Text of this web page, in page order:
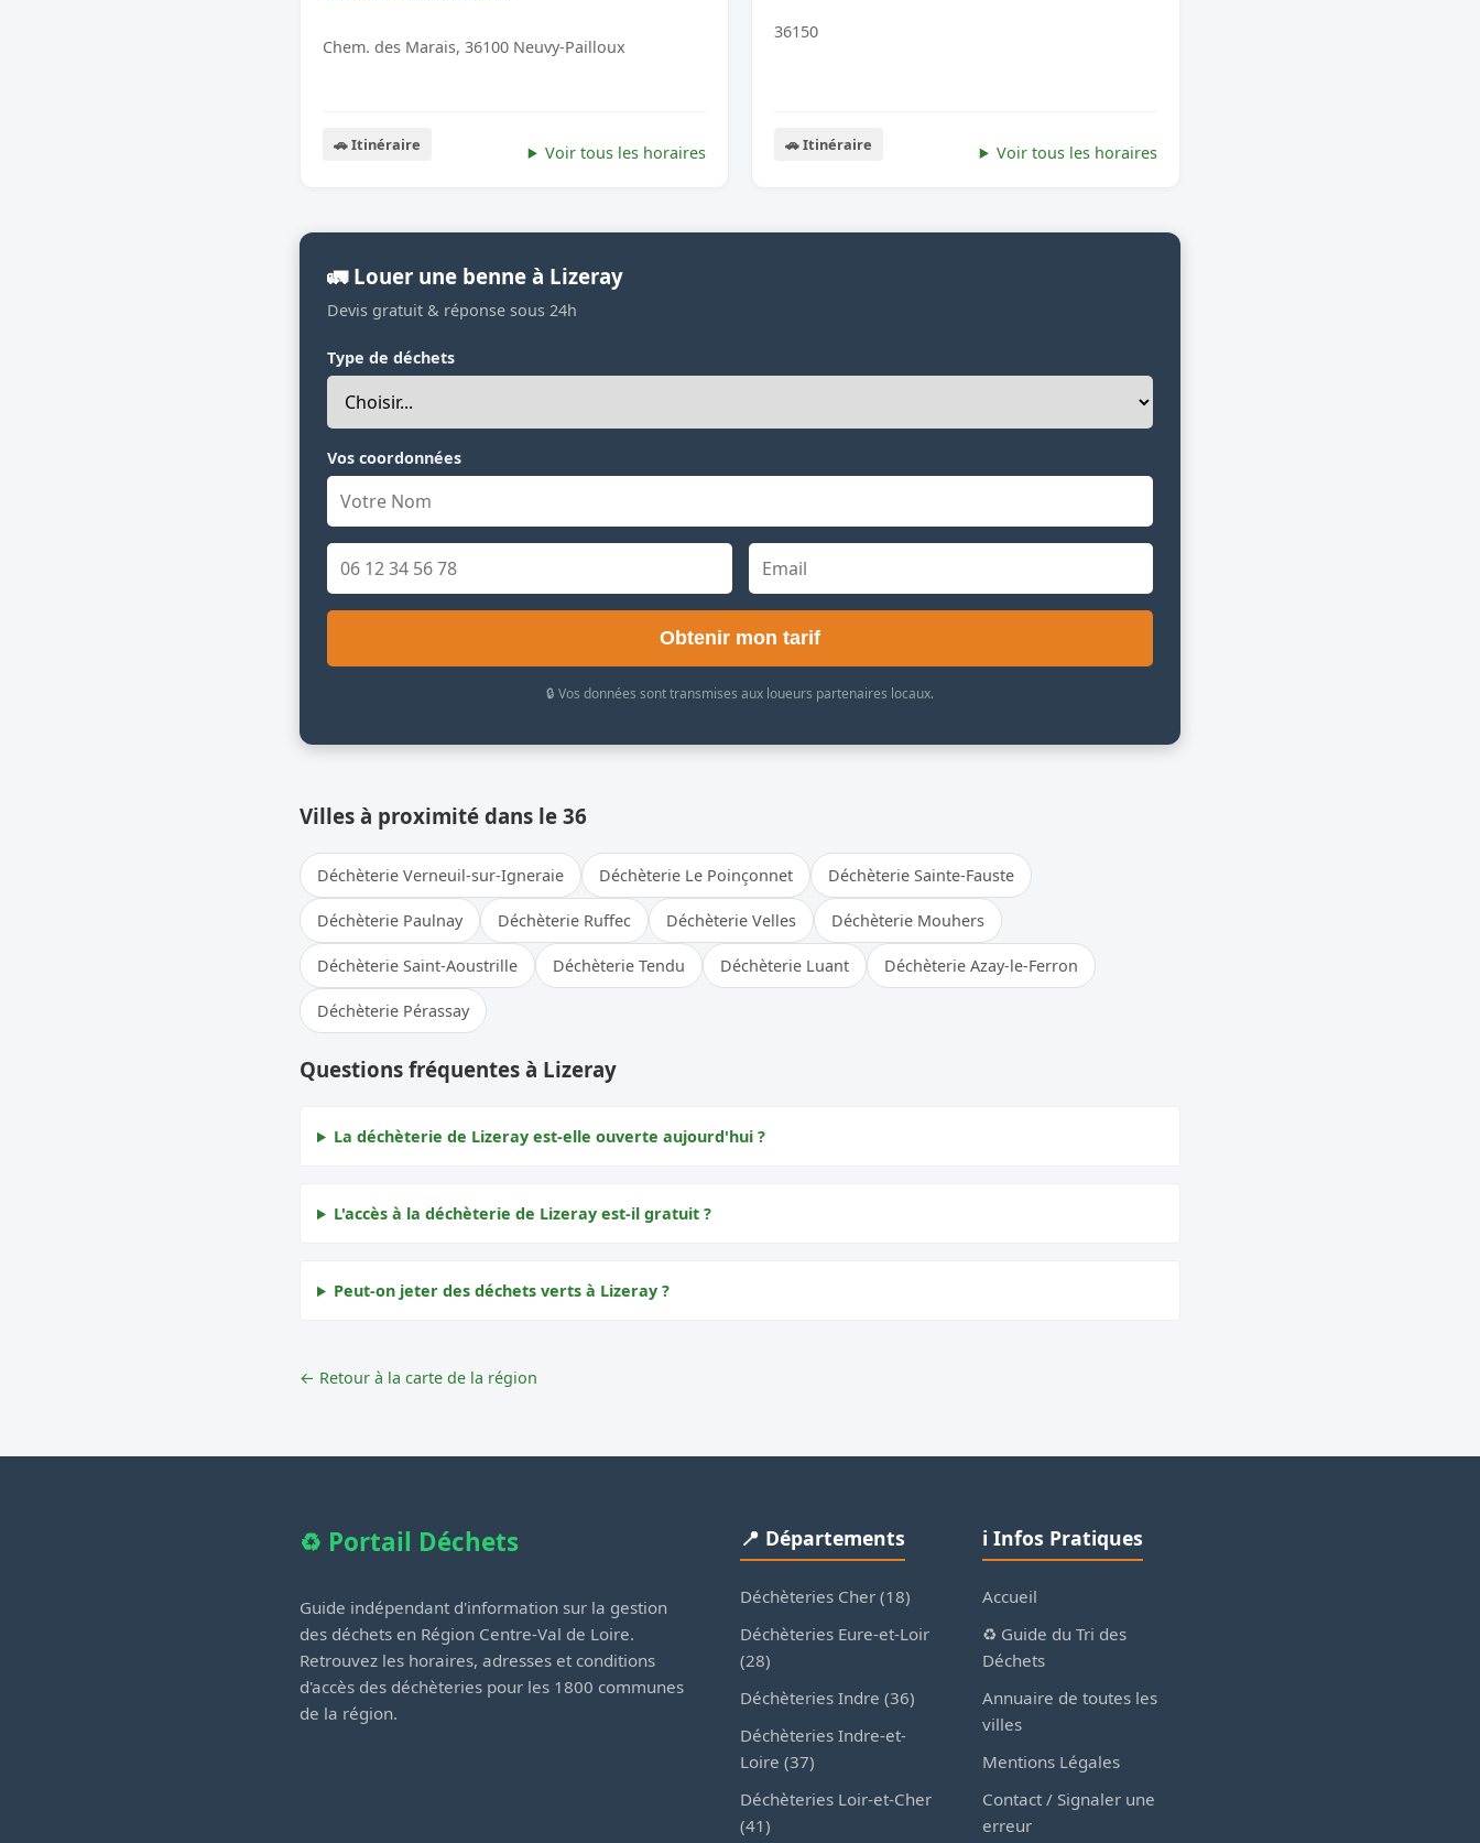
Chem. des Marais, 36100 Neuvy-Pailloux
🚗 Itinéraire Voir tous les horaires
36150
🚗 Itinéraire Voir tous les horaires
🚛 Louer une benne à Lizeray
Devis gratuit & réponse sous 24h
Type de déchets
Vos coordonnées
Obtenir mon tarif
🔒 Vos données sont transmises aux loueurs partenaires locaux.
Villes à proximité dans le 36
Déchèterie Verneuil-sur-Igneraie Déchèterie Le Poinçonnet Déchèterie Sainte-Fauste
Déchèterie Paulnay Déchèterie Ruffec Déchèterie Velles Déchèterie Mouhers
Déchèterie Saint-Aoustrille Déchèterie Tendu Déchèterie Luant Déchèterie Azay-le-Ferron
Déchèterie Pérassay
Questions fréquentes à Lizeray
La déchèterie de Lizeray est-elle ouverte aujourd'hui ?
L'accès à la déchèterie de Lizeray est-il gratuit ?
Peut-on jeter des déchets verts à Lizeray ?
← Retour à la carte de la région
♻️ Portail Déchets
Guide indépendant d'information sur la gestion
des déchets en Région Centre-Val de Loire.
Retrouvez les horaires, adresses et conditions
d'accès des déchèteries pour les 1800 communes
de la région.
📍 Départements
Déchèteries Cher (18)
Déchèteries Eure-et-Loir
(28)
Déchèteries Indre (36)
Déchèteries Indre-et-
Loire (37)
Déchèteries Loir-et-Cher
(41)
ℹ️ Infos Pratiques
Accueil
♻️ Guide du Tri des
Déchets
Annuaire de toutes les
villes
Mentions Légales
Contact / Signaler une
erreur